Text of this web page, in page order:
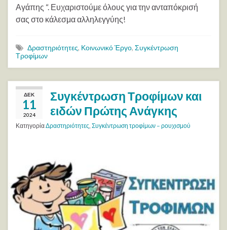
Αγάπης “. Ευχαριστούμε όλους για την ανταπόκρισή
σας στο κάλεσμα αλληλεγγύης!
Δραστηριότητες, Κοινωνικό Έργο, Συγκέντρωση
Τροφίμων
ΔΕΚ
11
2024
Συγκέντρωση Τροφίμων και
ειδών Πρώτης Ανάγκης
ΚατηγορίαΔραστηριότητες Συγκέντρωση τροφίμων – ρουχισμού